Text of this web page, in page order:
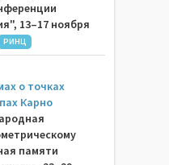
13–17 ноября
РИНЦ
о точках
Карно
памяти